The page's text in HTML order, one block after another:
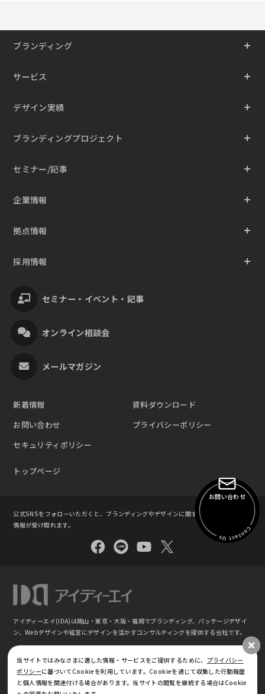
セミナー・イベント・記事
オンライン相談会
メールマガジン
ブランディング
サービス
デザイン実績
ブランディングプロジェクト
セミナー/記事
企業情報
拠点情報
採用情報
新着情報
資料ダウンロード
お問い合わせ
プライバシーポリシー
セキュリティポリシー
トップページ
公式SNSをフォローいただくと、ブランディングやデザインに関する知識やセミナー
情報が受け取れます。
アイディーエイ(IDA)は岡山・東京・大阪・福岡でブランディング、パッケージデザイ
ン、Webデザインや経営にデザインを活かすコンサルティングを提供する会社です。
©
ブランディング・パッケージデザイン｜株式会社アイディーエイ IDA(東京 ⼤阪 岡⼭
福岡)
当サイトではみなさまに適した情報・サービスをご提供するために、 プライバシー
ポリシーに基づいてCookieを利用しています。Cookieを通じて収集した行動履歴
と個人情報を関連付ける場合があります。当サイトの閲覧を継続する場合はCookie
お問い合わせ